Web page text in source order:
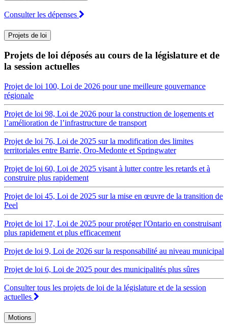
Consulter les dépenses
Projets de loi
Projets de loi déposés au cours de la législature et de
la session actuelles
Projet de loi 100, Loi de 2026 pour une meilleure gouvernance
régionale
Projet de loi 98, Loi de 2026 pour la construction de logements et
l’amélioration de l’infrastructure de transport
Projet de loi 76, Loi de 2025 sur la modification des limites
territoriales entre Barrie, Oro-Medonte et Springwater
Projet de loi 60, Loi de 2025 visant à lutter contre les retards et à
construire plus rapidement
Projet de loi 45, Loi de 2025 sur la mise en œuvre de la transition de
Peel
Projet de loi 17, Loi de 2025 pour protéger l'Ontario en construisant
plus rapidement et plus efficacement
Projet de loi 9, Loi de 2026 sur la responsabilité au niveau municipal
Projet de loi 6, Loi de 2025 pour des municipalités plus sûres
Consulter tous les projets de loi de la législature et de la session
actuelles
Motions